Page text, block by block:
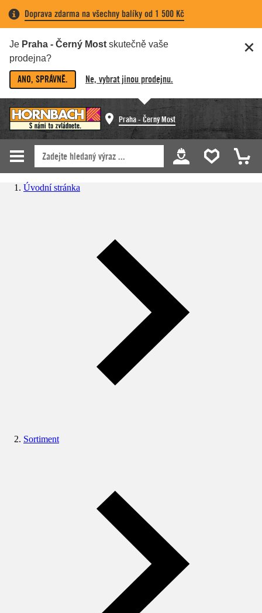
Doprava zdarma na všechny balíky od 1 500 Kč
Je Praha - Černý Most skutečně vaše
prodejna?
ANO, SPRÁVNĚ. Ne, vybrat jinou prodejnu.
Praha - Černý Most
Úvodní stránka
Sortiment